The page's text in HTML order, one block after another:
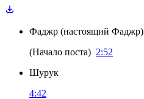
Фаджр (настоящий Фаджр)
(Начало поста) 2:52
Шурук
4:42